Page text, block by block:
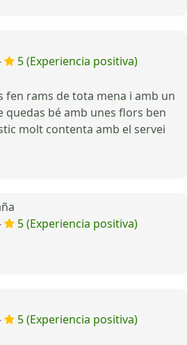
5 (Experiencia positiva)
fen rams de tota mena i amb un
quedas bé amb unes flors ben
molt contenta amb el servei
5 (Experiencia positiva)
5 (Experiencia positiva)